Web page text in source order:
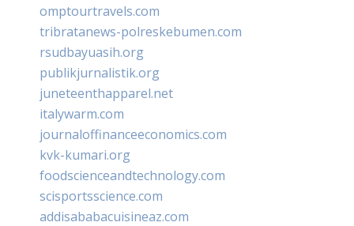
omptourtravels.com
tribratanews-polreskebumen.com
rsudbayuasih.org
publikjurnalistik.org
juneteenthapparel.net
italywarm.com
journaloffinanceeconomics.com
kvk-kumari.org
foodscienceandtechnology.com
scisportsscience.com
addisababacuisineaz.com